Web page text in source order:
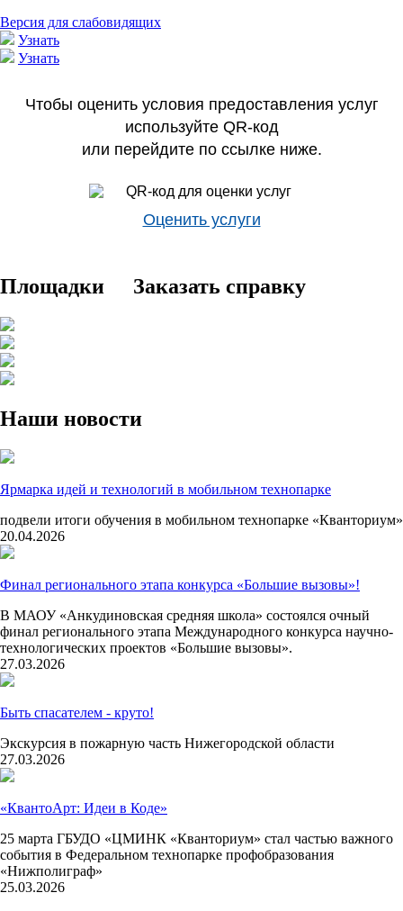
Версия для слабовидящих
Узнать
Узнать
Чтобы оценить условия предоставления услуг
используйте QR‑код
или перейдите по ссылке ниже.
Оценить услуги
Площадки Заказать справку
Наши новости
Ярмарка идей и технологий в мобильном технопарке
подвели итоги обучения в мобильном технопарке «Кванториум»
20.04.2026
Финал регионального этапа конкурса «Большие вызовы»!
В МАОУ «Анкудиновская средняя школа» состоялся очный
финал регионального этапа Международного конкурса научно-
технологических проектов «Большие вызовы».
27.03.2026
Быть спасателем - круто!
Экскурсия в пожарную часть Нижегородской области
27.03.2026
«КвантоАрт: Идеи в Коде»
25 марта ГБУДО «ЦМИНК «Кванториум» стал частью важного
события в Федеральном технопарке профобразования
«Нижполиграф»
25.03.2026